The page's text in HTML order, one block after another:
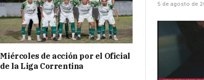
Miércoles de acción por el Oficial
de la Liga Correntina
5 de agosto de